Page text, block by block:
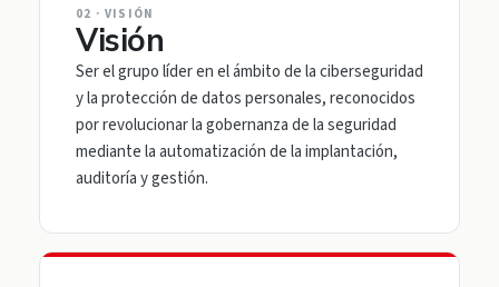
02 · VISIÓN
Visión
Ser el grupo líder en el ámbito de la ciberseguridad
y la protección de datos personales, reconocidos
por revolucionar la gobernanza de la seguridad
mediante la automatización de la implantación,
auditoría y gestión.